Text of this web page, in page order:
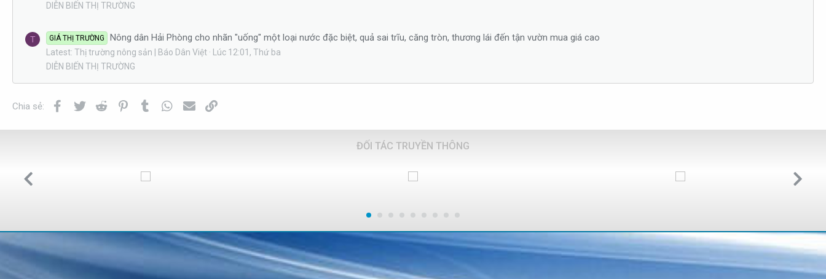
DIỄN BIẾN THỊ TRƯỜNG
T GIÁ THỊ TRƯỜNG Nông dân Hải Phòng cho nhãn "uống" một loại nước đặc biệt, quả sai trĩu, căng tròn, thương lái đến tận vườn mua giá cao
Latest: Thị trường nông sản | Báo Dân Việt
Lúc 12:01, Thứ ba
DIỄN BIẾN THỊ TRƯỜNG
Chia sẻ: Facebook
Twitter Reddit PinterestTumblr WhatsApp
Email
ĐỐI TÁC TRUYỀN THÔNG